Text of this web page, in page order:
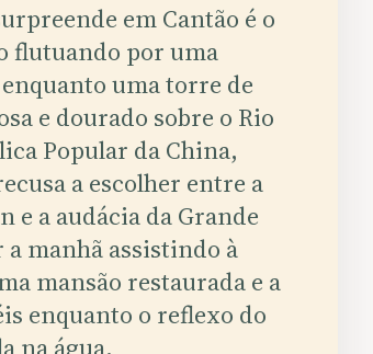
em Cantão é o
flutuando por uma
uma torre de
e dourado sobre o Rio
Popular da China,
a escolher entre a
e a audácia da Grande
a manhã assistindo à
mansão restaurada e a
enquanto o reflexo do
na água.